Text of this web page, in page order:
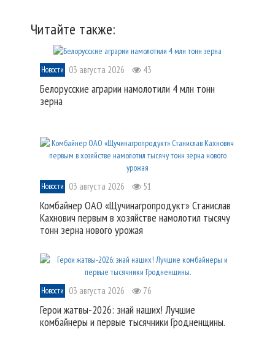
Читайте также:
Новости 03 августа 2026 43
Белорусские аграрии намолотили 4 млн тонн
зерна
Новости 03 августа 2026 51
Комбайнер ОАО «Щучинагропродукт» Станислав
Кахнович первым в хозяйстве намолотил тысячу
тонн зерна нового урожая
Новости 03 августа 2026 76
Герои жатвы-2026: знай наших! Лучшие
комбайнеры и первые тысячники Гродненщины.